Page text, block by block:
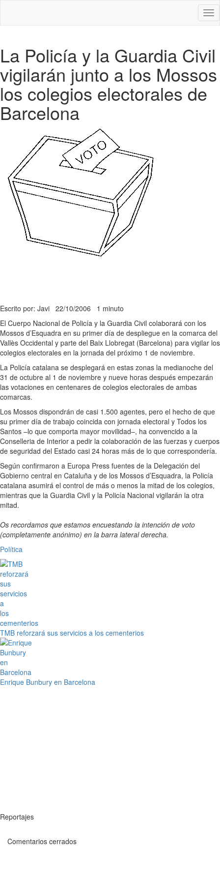
La Policía y la Guardia Civil
vigilarán junto a los Mossos
los colegios electorales de
Barcelona
Escrito por: Javi 22/10/2006 1 minuto
El Cuerpo Nacional de Policía y la Guardia Civil colaborará con los
Mossos d’Esquadra en su primer día de despliegue en la comarca del
Vallès Occidental y parte del Baix Llobregat (Barcelona) para vigilar los
colegios electorales en la jornada del próximo 1 de noviembre.
La Policía catalana se desplegará en estas zonas la medianoche del
31 de octubre al 1 de noviembre y nueve horas después empezarán
las votaciones en centenares de colegios electorales de ambas
comarcas.
Los Mossos dispondrán de casi 1.500 agentes, pero el hecho de que
su primer día de trabajo coincida con jornada electoral y Todos los
Santos –lo que comporta mayor movilidad–, ha convencido a la
Conselleria de Interior a pedir la colaboración de las fuerzas y cuerpos
de seguridad del Estado casi 24 horas más de lo que correspondería.
Según confirmaron a Europa Press fuentes de la Delegación del
Gobierno central en Cataluña y de los Mossos d’Esquadra, la Policía
catalana asumirá el control de más o menos la mitad de los colegios,
mientras que la Guardia Civil y la Policía Nacional vigilarán la otra
mitad.
Os recordamos que estamos encuestando la intención de voto
(completamente anónimo) en la barra lateral derecha.
Política
TMB reforzará sus servicios a los cementerios
Enrique Bunbury en Barcelona
Reportajes
Comentarios cerrados